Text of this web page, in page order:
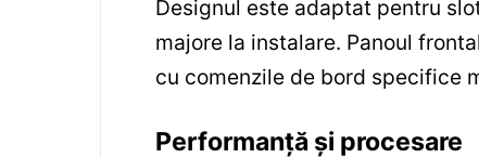
Designul este adaptat pentru
majore la instalare. Panoul
cu comenzile de bord specifice
Performanță și procesare